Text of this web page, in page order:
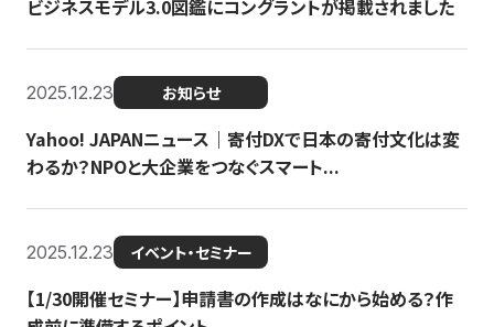
ビジネスモデル3.0図鑑にコングラントが掲載されました
2025.12.23 お知らせ
Yahoo! JAPANニュース｜寄付DXで日本の寄付文化は変
わるか？NPOと大企業をつなぐスマート...
2025.12.23 イベント・セミナー
【1/30開催セミナー】申請書の作成はなにから始める？作